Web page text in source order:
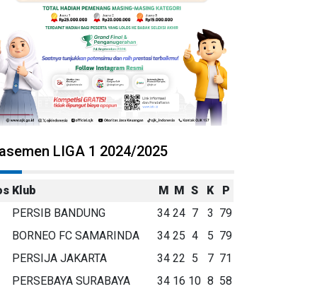
LIGA 1 2024/2025
Klub M M S K
P
PERSIB BANDUNG
34 24 7 3 79
BORNEO FC SAMARINDA
34 25 4 5 79
PERSIJA JAKARTA
34 22 5 7 71
PERSEBAYA SURABAYA
34 16 10 8 58